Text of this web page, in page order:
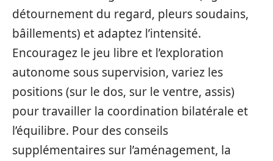
détournement du regard, pleurs soudains,
bâillements) et adaptez l’intensité.
Encouragez le jeu libre et l’exploration
autonome sous supervision, variez les
positions (sur le dos, sur le ventre, assis)
pour travailler la coordination bilatérale et
l’équilibre. Pour des conseils
supplémentaires sur l’aménagement, la